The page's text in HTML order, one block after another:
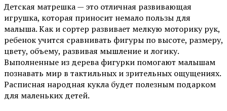
Детская матрешка — это отличная развивающая
игрушка, которая приносит немало пользы для
малыша. Как и сортер развивает мелкую моторику рук,
ребенок учится сравнивать фигуры по высоте, размеру,
цвету, объему, развивая мышление и логику.
Выполненные из дерева фигурки помогают малышам
познавать мир в тактильных и зрительных ощущениях.
Расписная народная кукла будет полезным подарком
для маленьких детей.